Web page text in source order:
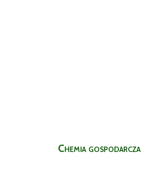
Chemia gospodarcza